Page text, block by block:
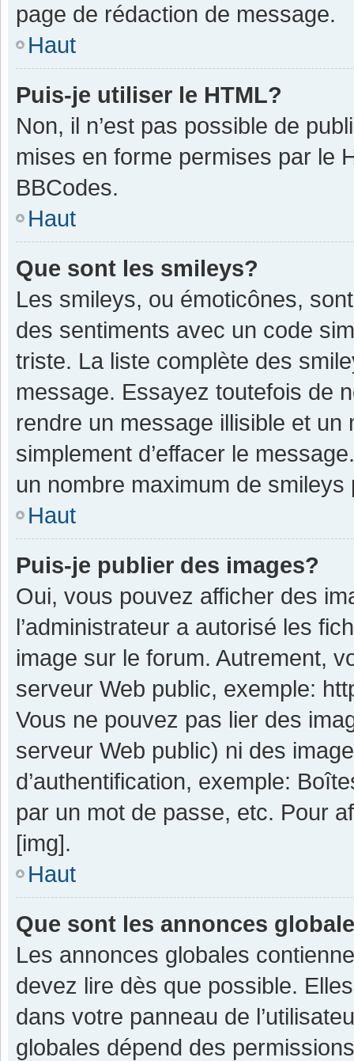
page de rédaction de message.
Haut
Puis-je utiliser le HTML?
Non, il n’est pas possible de
mises en forme permises par le
BBCodes.
Haut
Que sont les smileys?
Les smileys, ou émoticônes,
des sentiments avec un code
triste. La liste complète des
message. Essayez toutefois de
rendre un message illisible et
simplement d’effacer le
un nombre maximum de smileys
Haut
Puis-je publier des images?
Oui, vous pouvez afficher des
l’administrateur a autorisé les
image sur le forum. Autrement,
serveur Web public, exemple:
Vous ne pouvez pas lier des
serveur Web public) ni des
d’authentification, exemple:
par un mot de passe, etc. Pour
[img].
Haut
Que sont les annonces
Les annonces globales
devez lire dès que possible.
dans votre panneau de
globales dépend des